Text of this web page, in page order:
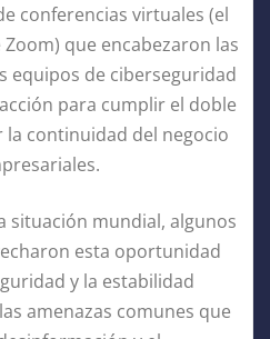
conferencias virtuales (el
que encabezaron las
equipos de ciberseguridad
para cumplir el doble
continuidad del negocio
situación mundial, algunos
esta oportunidad
y la estabilidad
amenazas comunes que